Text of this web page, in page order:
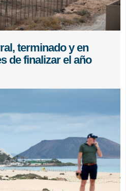
terminado y en
de finalizar el año